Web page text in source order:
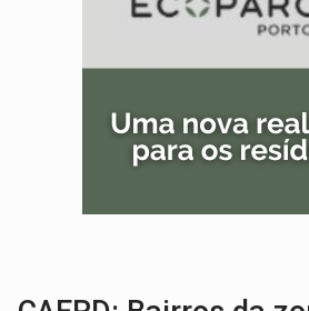
ADAILTON FÚRIA:
VÍDEO:Motoboy de delivery
ELEIÇÕES 2026: Ulisses
DECISÃO REVISADA: